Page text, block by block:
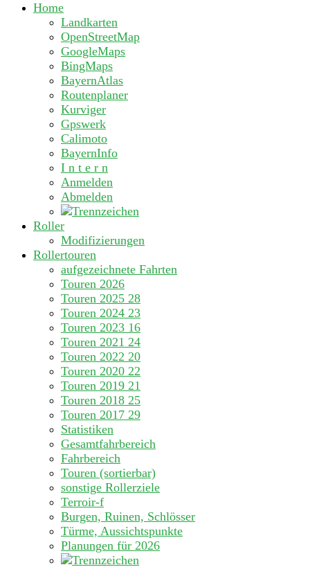
Home
Landkarten
OpenStreetMap
GoogleMaps
BingMaps
BayernAtlas
Routenplaner
Kurviger
Gpswerk
Calimoto
BayernInfo
I n t e r n
Anmelden
Abmelden
Roller
Modifizierungen
Rollertouren
aufgezeichnete Fahrten
Touren 2026
Touren 2025 28
Touren 2024 23
Touren 2023 16
Touren 2021 24
Touren 2022 20
Touren 2020 22
Touren 2019 21
Touren 2018 25
Touren 2017 29
Statistiken
Gesamtfahrbereich
Fahrbereich
Touren (sortierbar)
sonstige Rollerziele
Terroir-f
Burgen, Ruinen, Schlösser
Türme, Aussichtspunkte
Planungen für 2026